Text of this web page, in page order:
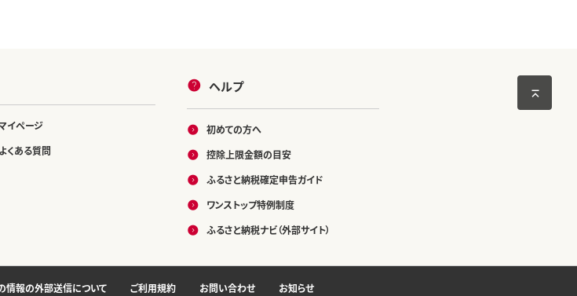
イページ
よくある質問
ヘルプ
初めての方へ
控除上限金額の目安
ふるさと納税確定申告ガイド
ワンストップ特例制度
ふるさと納税ナビ（外部サイト）
情報の外部送信について ご利用規約 お問い合わせ お知らせ